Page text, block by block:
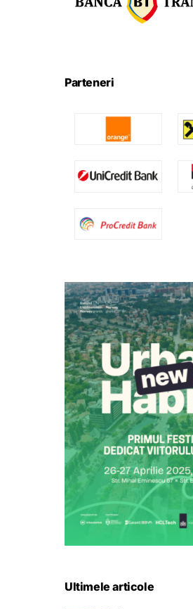
Parteneri
Ultimele articole